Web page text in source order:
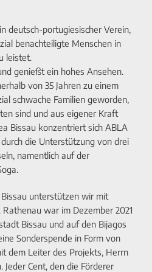
deutsch-portugiesischer Verein,
benachteiligte Menschen in
leistet.
genießt ein hohes Ansehen.
von 35 Jahren zu einem
schwache Familien geworden,
sind und aus eigener Kraft
Bissau konzentriert sich ABLA
die Unterstützung von drei
namentlich auf der
unterstützen wir mit
war im Dezember 2021
Bissau und auf den Bijagos
Sonderspende in Form von
dem Leiter des Projekts, Herrn
Cent, den die Förderer